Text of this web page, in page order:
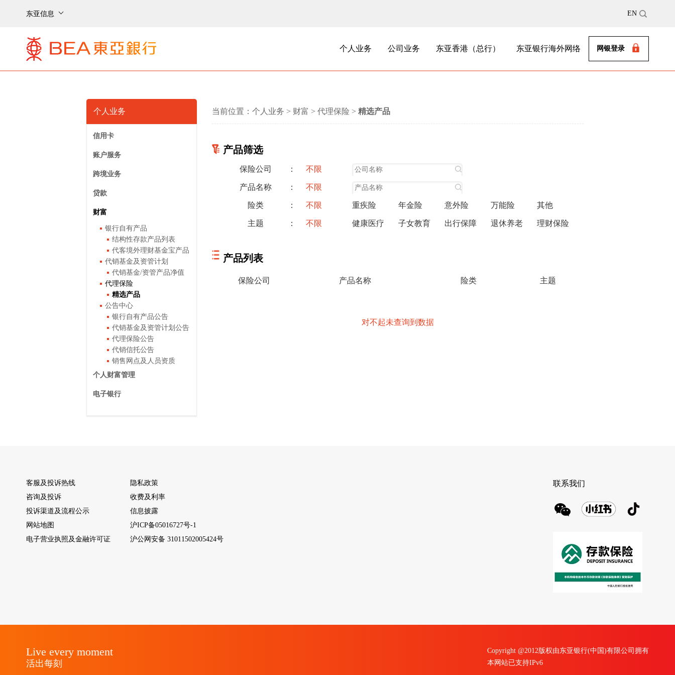
东亚信息 EN
个人业务 公司业务 东亚香港（总行） 东亚银行海外网络 网银登录
个人业务
信用卡
账户服务
跨境业务
贷款
财富
银行自有产品
结构性存款产品列表
代客境外理财基金宝产品
代销基金及资管计划
代销基金/资管产品净值
代理保险
精选产品
公告中心
银行自有产品公告
代销基金及资管计划公告
代理保险公告
代销信托公告
销售网点及人员资质
个人财富管理
电子银行
当前位置： 个人业务 > 财富 > 代理保险 > 精选产品
产品筛选
保险公司 ： 不限
产品名称 ： 不限
险类 ： 不限 重疾险 年金险 意外险 万能险 其他
主题 ： 不限 健康医疗 子女教育 出行保障 退休养老 理财保险
产品列表
保险公司 产品名称 险类 主题
对不起未查询到数据
客服及投诉热线
咨询及投诉
投诉渠道及流程公示
网站地图
电子营业执照及金融许可证
隐私政策
收费及利率
信息披露
沪ICP备05016727号-1
沪公网安备 31011502005424号
联系我们
Live every moment
活出每刻
Copyright @2012版权由东亚银行(中国)有限公司拥有
本网站已支持IPv6